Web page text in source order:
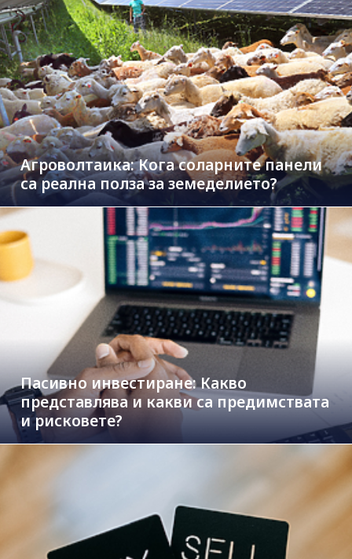
Агроволтаика: Кога соларните панели
са реална полза за земеделието?
Пасивно инвестиране: Какво
представлява и какви са предимствата
и рисковете?